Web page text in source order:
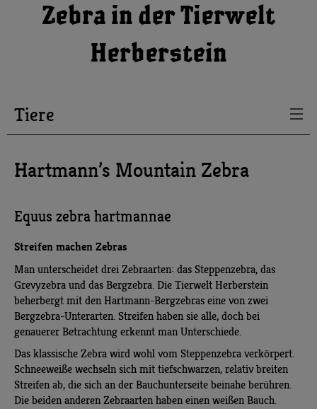
Zebra in der Tierwelt
Herberstein
Tiere
Hartmann’s Mountain Zebra
Equus zebra hartmannae
Streifen machen Zebras
Man unterscheidet drei Zebraarten: das Steppenzebra, das
Grevyzebra und das Bergzebra. Die Tierwelt Herberstein
beherbergt mit den Hartmann-Bergzebras eine von zwei
Bergzebra-Unterarten. Streifen haben sie alle, doch bei
genauerer Betrachtung erkennt man Unterschiede.
Das klassische Zebra wird wohl vom Steppenzebra verkörpert.
Schneeweiße wechseln sich mit tiefschwarzen, relativ breiten
Streifen ab, die sich an der Bauchunterseite beinahe berühren.
Die beiden anderen Zebraarten haben einen weißen Bauch.